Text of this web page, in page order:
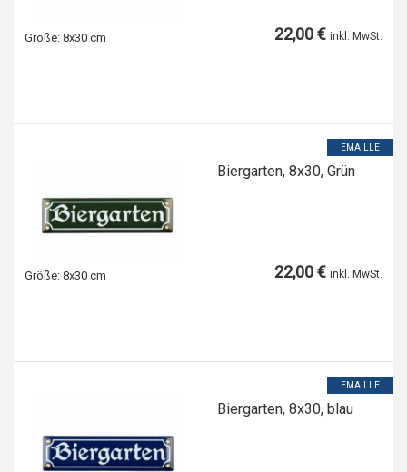
Größe: 8x30 cm 22,00 € inkl. MwSt.
EMAILLE
Biergarten, 8x30, Grün
Größe: 8x30 cm 22,00 € inkl. MwSt.
EMAILLE
Biergarten, 8x30, blau